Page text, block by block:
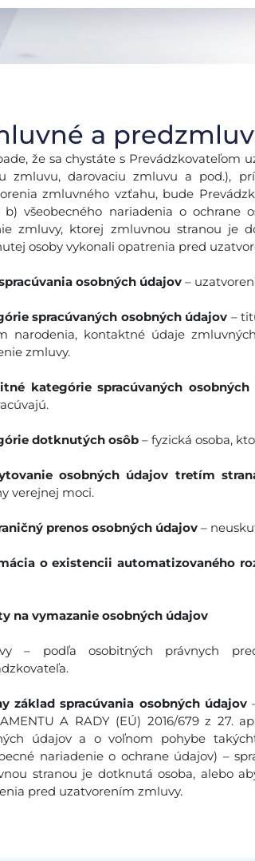
a
že sa chystáte s Prevádzkovateľom
zmluvu, darovaciu zmluvu a pod.),
zmluvného vzťahu, bude
b) všeobecného nariadenia o ochrane
zmluvy, ktorej zmluvnou stranou je
osoby vykonali opatrenia pred
osobných údajov –
spracúvaných osobných údajov –
narodenia, kontaktné údaje
zmluvy.
kategórie spracúvaných osobných
dotknutých osôb – fyzická osoba,
osobných údajov tretím
verejnej moci.
prenos osobných údajov –
o existencii automatizovaného
na vymazanie osobných údajov
– podľa osobitných právnych
základ spracúvania osobných údajov
A RADY (EÚ) 2016/679 z 27.
údajov a o voľnom pohybe
nariadenie o ochrane údajov) –
stranou je dotknutá osoba, alebo
pred uzatvorením zmluvy.